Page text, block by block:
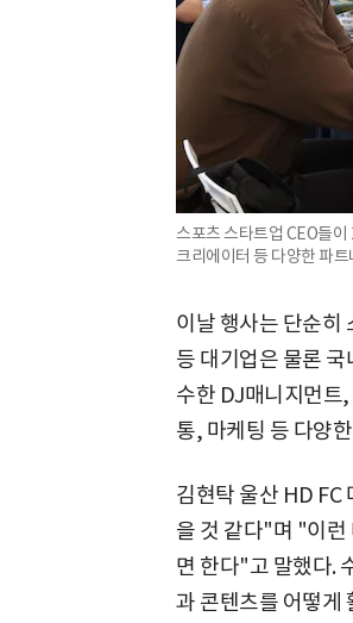
스포츠 스타트업 CEO들
크리에이터 등 다양한 파
이날 행사는 단순히
등 대기업은 물론
수한 DJ매니지먼트
통, 마케팅 등 다양
김현탁 울산 HD FC
을 것 같다"며 "이런
면 한다"고 말했다.
과 콘텐츠를 어떻게